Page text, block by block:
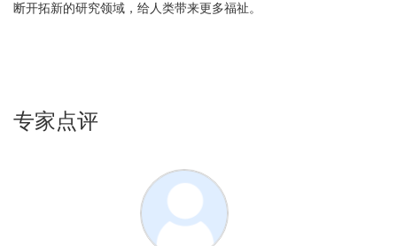
断开拓新的研究领域，给人类带来更多福祉。
专家点评